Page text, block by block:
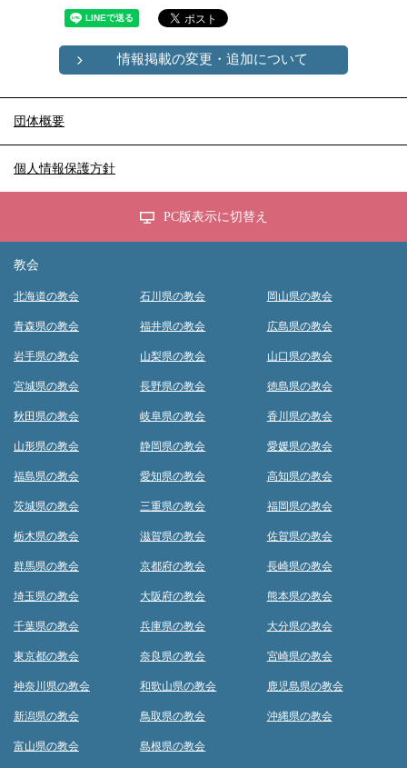
情報掲載の変更・追加について
団体概要
個人情報保護方針
PC版表示に切替え
教会
北海道の教会
青森県の教会
岩手県の教会
宮城県の教会
秋田県の教会
山形県の教会
福島県の教会
茨城県の教会
栃木県の教会
群馬県の教会
埼玉県の教会
千葉県の教会
東京都の教会
神奈川県の教会
新潟県の教会
富山県の教会
石川県の教会
福井県の教会
山梨県の教会
長野県の教会
岐阜県の教会
静岡県の教会
愛知県の教会
三重県の教会
滋賀県の教会
京都府の教会
大阪府の教会
兵庫県の教会
奈良県の教会
和歌山県の教会
鳥取県の教会
島根県の教会
岡山県の教会
広島県の教会
山口県の教会
徳島県の教会
香川県の教会
愛媛県の教会
高知県の教会
福岡県の教会
佐賀県の教会
長崎県の教会
熊本県の教会
大分県の教会
宮崎県の教会
鹿児島県の教会
沖縄県の教会